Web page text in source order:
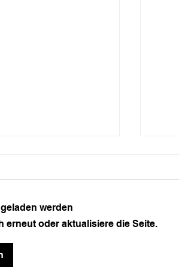
für die
werden
erneut oder aktualisiere die Seite.